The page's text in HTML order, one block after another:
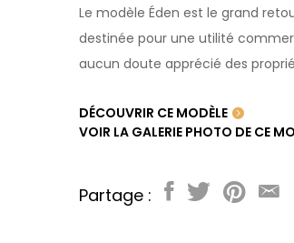
Le modèle Éden est le grand
destinée pour une utilité
aucun doute apprécié des
DÉCOUVRIR CE MODÈLE
VOIR LA GALERIE PHOTO DE CE
Partage :